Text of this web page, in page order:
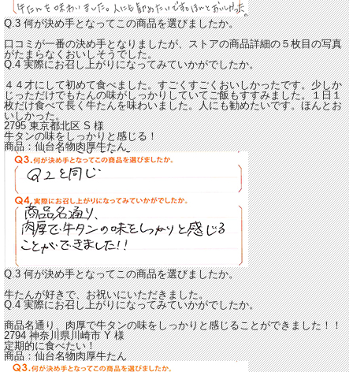
Q.3 何が決め手となってこの商品を選びましたか。
口コミが一番の決め手となりましたが、ストアの商品詳細の５枚目の写真
がたまらなくおいしそうでした。
Q.4 実際にお召し上がりになってみていかがでしたか。
４４才にして初めて食べました。すごくすごくおいしかったです。少しか
じっただけでもたんの味がしっかりしていてご飯もすすみました。１日１
枚だけ食べて長く牛たんを味わいました。人にも勧めたいです。ほんとお
いしかった。
2795 東京都北区S様
牛タンの味をしっかりと感じる！
商品：仙台名物肉厚牛たん
Q.3 何が決め手となってこの商品を選びましたか。
牛たんが好きで、お祝いにいただきました。
Q.4 実際にお召し上がりになってみていかがでしたか。
商品名通り、肉厚で牛タンの味をしっかりと感じることができました！！
2794 神奈川県川崎市Y様
定期的に食べたい！
商品：仙台名物肉厚牛たん